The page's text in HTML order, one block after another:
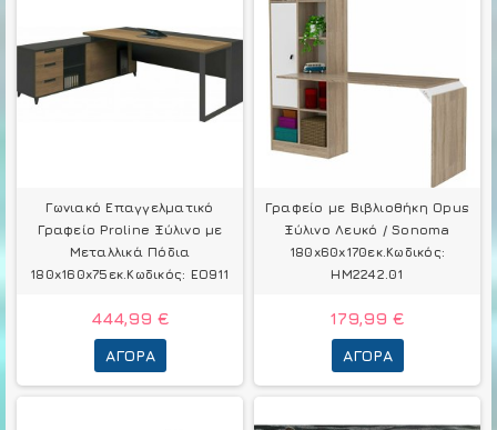
Γωνιακό Επαγγελματικό
Γραφείο Proline Ξύλινο με
Μεταλλικά Πόδια
180x160x75εκ.Κωδικός: EO911
444,99 €
ΑΓΟΡΆ
Γραφείο με Βιβλιοθήκη Opus
Ξύλινο Λευκό / Sonoma
180x60x170εκ.Κωδικός:
HM2242.01
179,99 €
ΑΓΟΡΆ